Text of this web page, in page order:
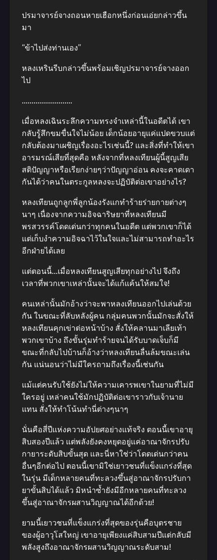
ปรมาจารย์จางถอนหายเฮือกหนึ่งก่อนเอ่ยกล่าวขึ้น
มา
“ข้าไปส่งท่านเอง”
หลงเหรินรีบกล่าวขึ้นพร้อมเชิญปรมาจารย์จางออก
ไป
……………………..
เมื่อหลงเฉินระลึกความทรงจำเหล่านี้ในอดีตได้ เขา
กลับรู้สึกขมขื่นใจไม่น้อย เด็กน้อยอายุแค่แปดขวบแต่
กลับต้องมาเผชิญเรื่องอะไรเช่นนี้? และสิ่งที่ทำให้เขา
อารมรณ์เสียที่สุดคือ หลังจากที่หลงเทียนผู้นี้สูญเสีย
สติปัญญาหรือเรียกง่ายๆว่าปัญญาอ่อน คงจะคาดเดา
กันได้ว่าคนในตระกูลหลงจะปฏิบัติต่อเขาอย่างไร?
หลงเทียนถูกลูกพี่ลูกน้องรังแกทำร้ายร่ายกายต่างๆ
นาๆ เนื่องจากความอิจฉาริษยาที่หลงเทียนมี
พรสวรรค์โดดเด่นกว่าทุกคนในอดีต แต่พวกเขาก็ได้
แต่เก็บงำความอิจฉาไว้ในใจและไม่สามารถทำอะไร
อีกฝ่ายได้เลย
แต่ตอนนี้…เมื่อหลงเทียนสูญเสียทุกอย่างไป จึงถึง
เวลาที่พวกเขาเหล่านั้นจะได้แก้แค้นให้สมใจ!
คนเหล่านั้นมักอ้างว่าจะพาหลงเทียนออกไปเล่นด้วย
กัน ในขณะที่ลับหลังผู้คน กลุ่มคนพวกนั้นมักจะสั่งให้
หลงเทียนคุกเข่าต่อหน้าบ้าง สั่งให้คลานมาเลียเท้า
พวกเขาบ้าง ถึงขั้นรุ่มทำร้ายจนได้รับบาดเจ็บก็มี
ขณะที่กลับไปบ้านก็อ้างว่าหลงเทียนลื่นล้มขณะเล่น
กัน แน่นอนว่าไม่มีใครถามถึงเรื่องนี้เช่นกัน
แม้แต่คนรับใช้ยังไม่ให้ความเคารพเขาในยามที่ไม่มี
ใครอยู่ เหล่าคนใช้มักปฏิบัติต่อเขาราวกับเจ้านาย
แทน สั่งให้ทำโน้นทำนี่ต่างๆนาๆ
นั่นคือสี่ปีแห่งความอัปยศอย่างแท้จริง ตอนนี้เขาอายุ
สิบสองปีแล้ว แต่พลังยังคงหยุดอยู่แค่อาณาจักรปรับ
กายาระดับสิบขั้นสุด และนี่หาใช่ว่าโดดเด่นกว่าคน
อื่นๆอีกต่อไป ตอนนี้เขามิใช่เยาวชนที่แข็งแกร่งที่สุด
ในรุ่น มีเด็กหลายคนที่ทะลวงขึ้นสู่อาณาจักรปรับกา
ยาขั้นสิบได้แล้ว มิหนำซ้ำยังมีอีกหลายคนที่ทะลวง
ขึ้นสู่อาณาจักรผสานวิญญาณได้อีกด้วย!
ยามนี้เยาวชนที่แข็งแกร่งที่สุดของรุ่นคือบุตรชาย
ของผู้อาวุโสใหญ่ เขาอายุเพียงแค่สิบสามปีแต่กลับมี
พลังสูงถึงอาณาจักรผสานวิญญาณระดับสาม!